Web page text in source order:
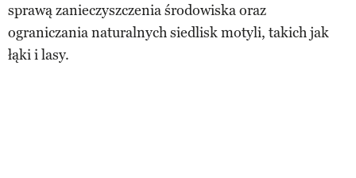
sprawą zanieczyszczenia środowiska oraz
ograniczania naturalnych siedlisk motyli, takich jak
łąki i lasy.